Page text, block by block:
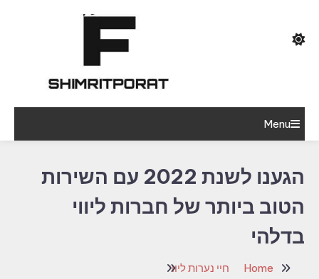
Content
shimritporat Menu
הגענו לשנת 2022 עם השירות
הטוב ביותר של חברות ליווי
בדלהי
Home
חיי נערות ליווי